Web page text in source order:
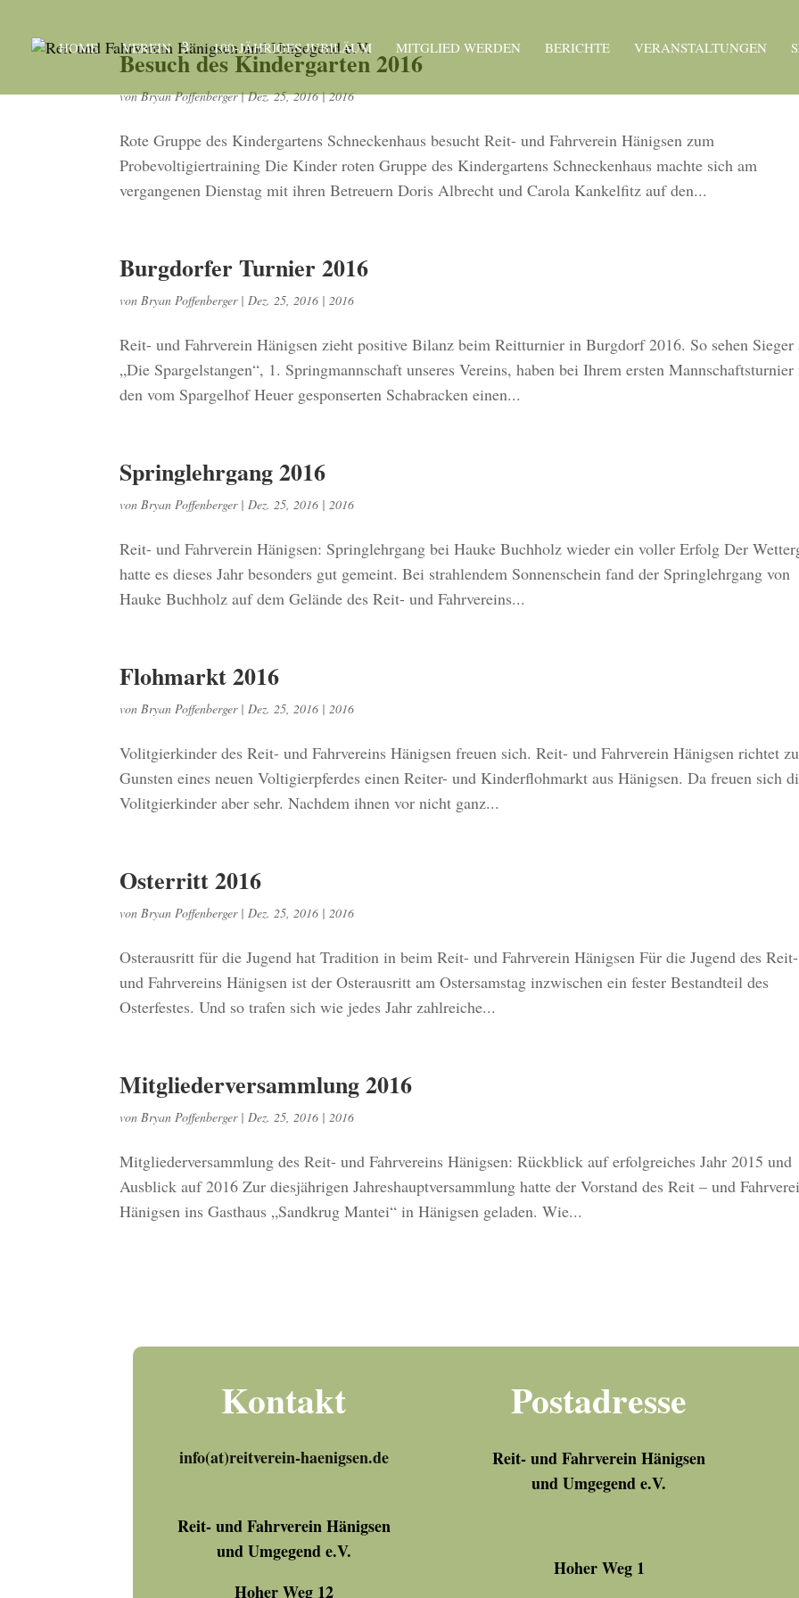
HOME VEREIN 100-JÄHRIGES JUBILÄUM MITGLIED WERDEN BERICHTE VERANSTALTUNGEN
Besuch des Kindergarten 2016
vonBryan Poffenberger|Dez. 25, 2016|2016
Rote Gruppe des Kindergartens Schneckenhaus besucht Reit- und Fahrverein Hänigsen zum
Probevoltigiertraining Die Kinder roten Gruppe des Kindergartens Schneckenhaus machte sich am
vergangenen Dienstag mit ihren Betreuern Doris Albrecht und Carola Kankelfitz auf den...
Burgdorfer Turnier 2016
vonBryan Poffenberger|Dez. 25, 2016 |2016
Reit- und Fahrverein Hänigsen zieht positive Bilanz beim Reitturnier in Burgdorf 2016. So sehen Sieger
„Die Spargelstangen“, 1. Springmannschaft unseres Vereins, haben bei Ihrem ersten
den vom Spargelhof Heuer gesponserten Schabracken einen...
Springlehrgang 2016
vonBryan Poffenberger|Dez. 25, 2016 |2016
Reit- und Fahrverein Hänigsen: Springlehrgang bei Hauke Buchholz wieder ein voller Erfolg Der
hatte es dieses Jahr besonders gut gemeint. Bei strahlendem Sonnenschein fand der Springlehrgang von
Hauke Buchholz auf dem Gelände des Reit- und Fahrvereins...
Flohmarkt 2016
vonBryan Poffenberger|Dez. 25, 2016 |2016
Volitgierkinder des Reit- und Fahrvereins Hänigsen freuen sich. Reit- und Fahrverein Hänigsen richtet zu
Gunsten eines neuen Voltigierpferdes einen Reiter- und Kinderflohmarkt aus Hänigsen. Da freuen sich
Volitgierkinder aber sehr. Nachdem ihnen vor nicht ganz...
Osterritt 2016
vonBryan Poffenberger|Dez. 25, 2016 |2016
Osterausritt für die Jugend hat Tradition in beim Reit- und Fahrverein Hänigsen Für die Jugend des Reit-
und Fahrvereins Hänigsen ist der Osterausritt am Ostersamstag inzwischen ein fester Bestandteil des
Osterfestes. Und so trafen sich wie jedes Jahr zahlreiche...
Mitgliederversammlung 2016
vonBryan Poffenberger|Dez. 25, 2016 |2016
Mitgliederversammlung des Reit- und Fahrvereins Hänigsen: Rückblick auf erfolgreiches Jahr 2015 und
Ausblick auf 2016 Zur diesjährigen Jahreshauptversammlung hatte der Vorstand des Reit – und
Hänigsen ins Gasthaus „Sandkrug Mantei“ in Hänigsen geladen. Wie...
Kontakt
info(at)reitverein-haenigsen.de
Reit- und Fahrverein Hänigsen
und Umgegend e.V.
Hoher Weg 12
Postadresse
Reit- und Fahrverein Hänigsen
und Umgegend e.V.
Hoher Weg 1